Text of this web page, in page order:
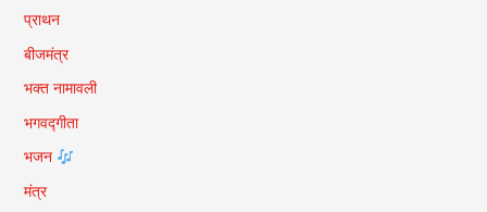
प्राथन
बीजमंत्र
भक्त नामावली
भगवद्गीता
भजन
मंत्र